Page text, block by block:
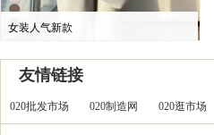
女装人气新款
友情链接
020批发市场 020制造网 020逛市场